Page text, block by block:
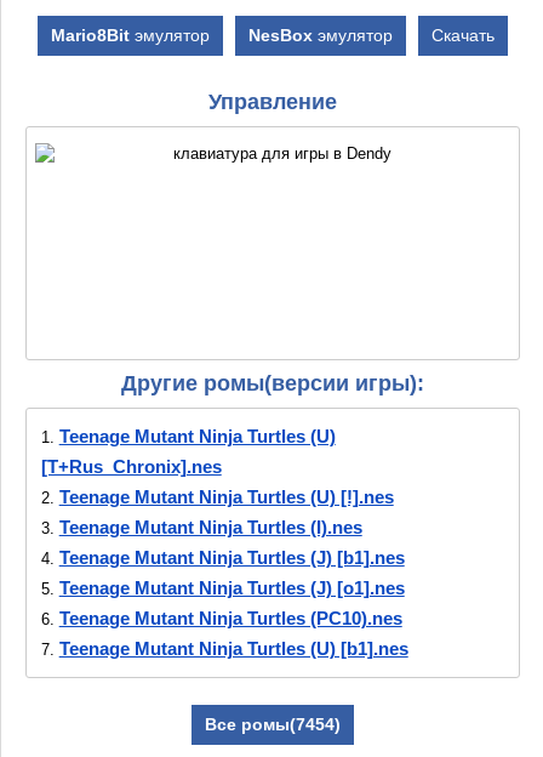
Mario8Bit эмулятор NesBox эмулятор Скачать
Управление
Другие ромы(версии игры):
1. Teenage Mutant Ninja Turtles (U)
[T+Rus_Chronix].nes
2. Teenage Mutant Ninja Turtles (U) [!].nes
3. Teenage Mutant Ninja Turtles (I).nes
4. Teenage Mutant Ninja Turtles (J) [b1].nes
5. Teenage Mutant Ninja Turtles (J) [o1].nes
6. Teenage Mutant Ninja Turtles (PC10).nes
7. Teenage Mutant Ninja Turtles (U) [b1].nes
8.Teenage Mutant Ninja Turtles (U) [b1]
[T+Ger1.00_StarTrans].nes
Teenage Mutant Ninja Turtles (U) [b2].nes
Все ромы(7454)